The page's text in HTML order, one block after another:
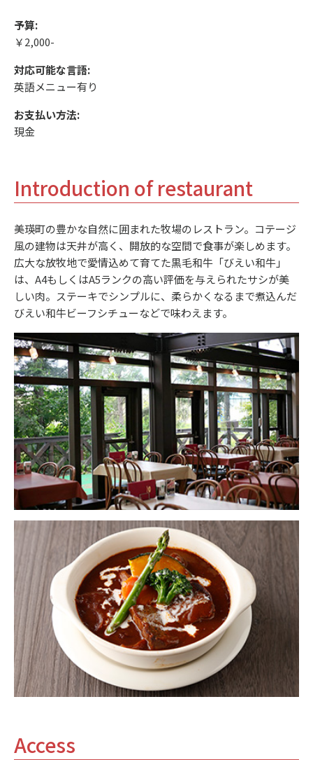
予算:
￥2,000-
対応可能な言語:
英語メニュー有り
お支払い方法:
現金
Introduction of restaurant
美瑛町の豊かな自然に囲まれた牧場のレストラン。コテージ
風の建物は天井が高く、開放的な空間で食事が楽しめます。
広大な放牧地で愛情込めて育てた黒毛和牛「びえい和牛」
は、A4もしくはA5ランクの高い評価を与えられたサシが美
しい肉。ステーキでシンプルに、柔らかくなるまで煮込んだ
びえい和牛ビーフシチューなどで味わえます。
Access